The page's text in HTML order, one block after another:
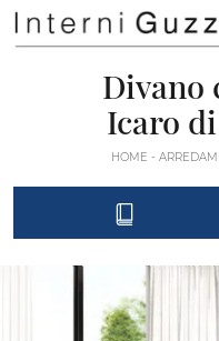
Divano
Icaro
HOME -